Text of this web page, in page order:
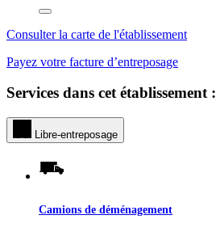
Consulter la carte de l'établissement
Payez votre facture d’entreposage
Services dans cet établissement :
Libre-entreposage
Camions de déménagement